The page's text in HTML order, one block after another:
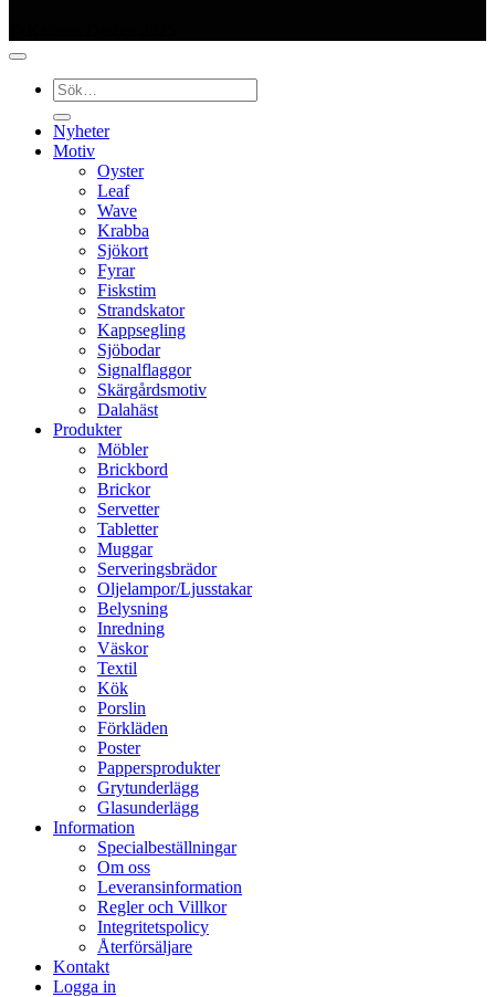
Sök
efter:
Nyheter
Motiv
Oyster
Leaf
Wave
Krabba
Sjökort
Fyrar
Fiskstim
Strandskator
Kappsegling
Sjöbodar
Signalflaggor
Skärgårdsmotiv
Dalahäst
Produkter
Möbler
Brickbord
Brickor
Servetter
Tabletter
Muggar
Serveringsbrädor
Oljelampor/Ljusstakar
Belysning
Inredning
Väskor
Textil
Kök
Porslin
Förkläden
Poster
Pappersprodukter
Grytunderlägg
Glasunderlägg
Information
Specialbeställningar
Om oss
Leveransinformation
Regler och Villkor
Integritetspolicy
Återförsäljare
Kontakt
Logga in